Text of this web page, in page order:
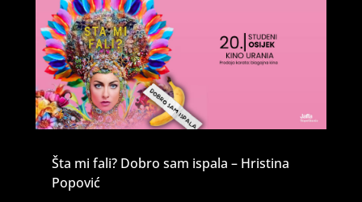
Šta mi fali? Dobro sam ispala – Hristina
Popović